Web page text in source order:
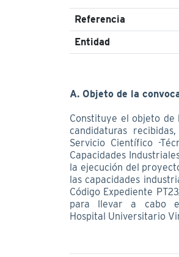
Referencia
Entidad
A. Objeto de la
Constituye el objeto
candidaturas
Servicio Científico -
Capacidades
la ejecución del
las capacidades
Código Expediente
para llevar a cabo
Hospital Universitario